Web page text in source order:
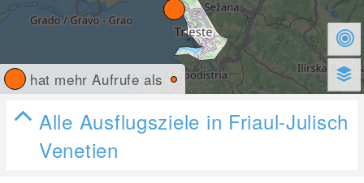
hat mehr Aufrufe als
Alle Ausflugsziele in Friaul-Julisch
Venetien